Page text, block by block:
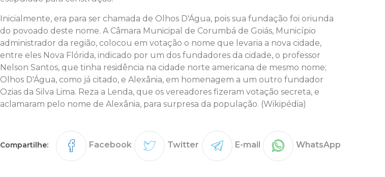
Inicialmente, era para ser chamada de Olhos D'Água, pois sua fundação foi oriunda
do povoado deste nome. A Câmara Municipal de Corumbá de Goiás, Município
administrador da região, colocou em votação o nome que levaria a nova cidade,
entre eles Nova Flórida, indicado por um dos fundadores da cidade, o professor
Nelson Santos, que tinha residência na cidade norte americana de mesmo nome;
Olhos D'Água, como já citado, e Alexânia, em homenagem a um outro fundador
Ozias da Silva Lima. Reza a Lenda, que os vereadores fizeram votação secreta, e
aclamaram pelo nome de Alexânia, para surpresa da população. (Wikipédia)
Compartilhe: Facebook Twitter E-mail WhatsApp